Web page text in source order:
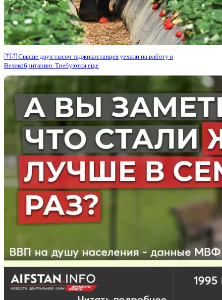
🇹🇯 Свыше двух тысяч таджикистанцев уехали на работу в
Великобританию. Требуются еще